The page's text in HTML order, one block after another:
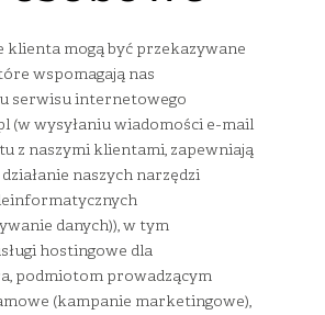
klienta mogą być przekazywane
wspomagają nas
serwisu internetowego
(w wysyłaniu wiadomości e-mail
z naszymi klientami, zapewniają
naszych narzędzi
danych)), w tym
hostingowe dla
podmiotom prowadzącym
(kampanie marketingowe),